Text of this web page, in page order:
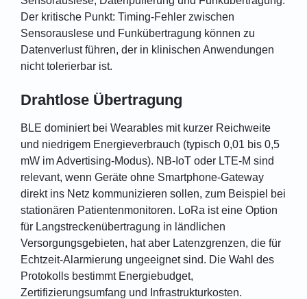
Der kritische Punkt: Timing-Fehler zwischen
Sensorauslese und Funkübertragung können zu
Datenverlust führen, der in klinischen Anwendungen
nicht tolerierbar ist.
Drahtlose Übertragung
BLE dominiert bei Wearables mit kurzer Reichweite
und niedrigem Energieverbrauch (typisch 0,01 bis 0,5
mW im Advertising-Modus). NB-IoT oder LTE-M sind
relevant, wenn Geräte ohne Smartphone-Gateway
direkt ins Netz kommunizieren sollen, zum Beispiel bei
stationären Patientenmonitoren. LoRa ist eine Option
für Langstreckenübertragung in ländlichen
Versorgungsgebieten, hat aber Latenzgrenzen, die für
Echtzeit-Alarmierung ungeeignet sind. Die Wahl des
Protokolls bestimmt Energiebudget,
Zertifizierungsumfang und Infrastrukturkosten.